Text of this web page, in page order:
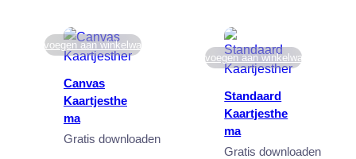
Toevoegen aan winkelwagen
Canvas
Kaartjesthe
ma
Gratis downloaden
Toevoegen aan winkelwagen
Standaard
Kaartjesthe
ma
Gratis downloaden